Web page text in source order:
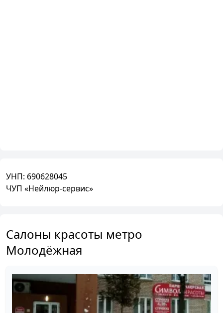
УНП: 690628045
ЧУП «Нейлюр-сервис»
Салоны красоты метро
Молодёжная